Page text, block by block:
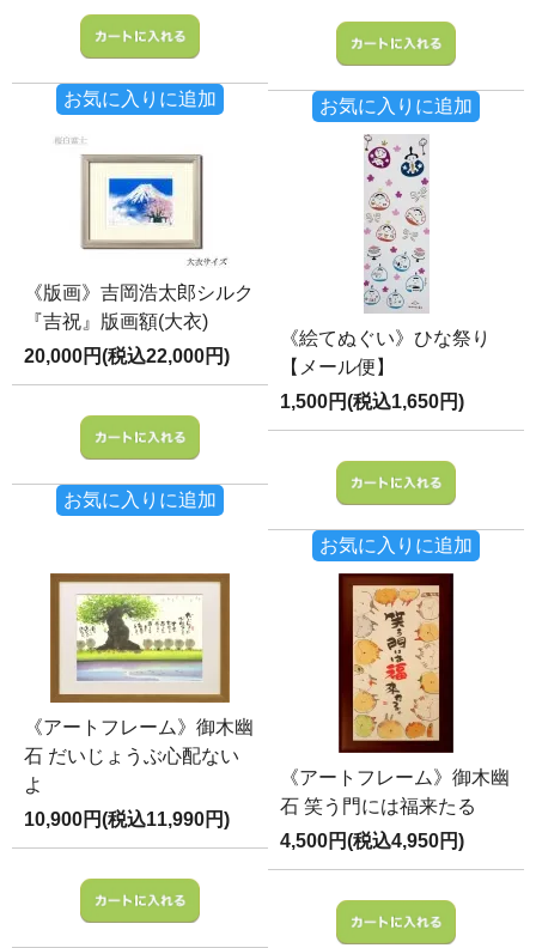
お気に入りに追加 お気に入りに追加
《版画》吉岡浩太郎シルク
『吉祝』版画額(大衣)
20,000円(税込22,000円)
お気に入りに追加
《絵てぬぐい》ひな祭り
【メール便】
1,500円(税込1,650円)
お気に入りに追加
《アートフレーム》御木幽
石 だいじょうぶ心配ない
よ
10,900円(税込11,990円)
《アートフレーム》御木幽
石 笑う門には福来たる
4,500円(税込4,950円)